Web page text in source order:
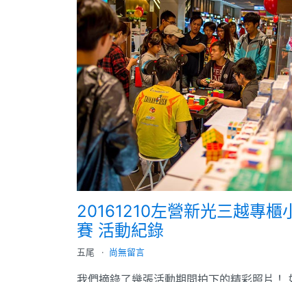
20161210左營新光三越專櫃
賽 活動紀錄
五尾 尚無留言
我們摘錄了幾張活動期間拍下的精彩照片！